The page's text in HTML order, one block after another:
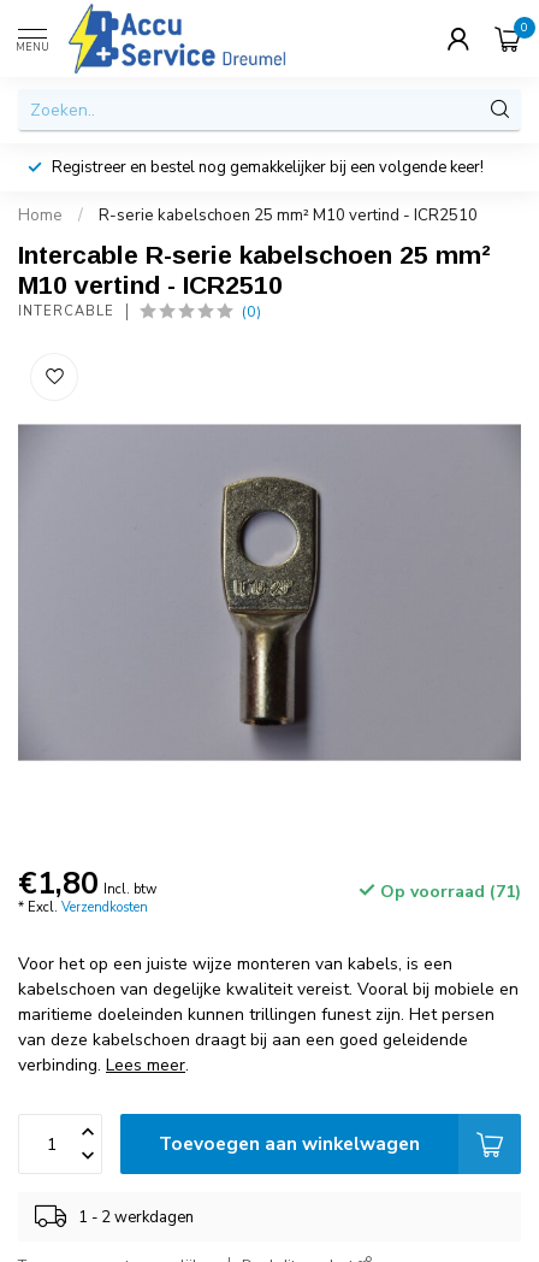
MENU
0
Registreer en bestel nog gemakkelijker bij een volgende keer!
Home / R-serie kabelschoen 25 mm² M10 vertind - ICR2510
Intercable R-serie kabelschoen 25 mm²
M10 vertind - ICR2510
INTERCABLE (0)
€1,80 Incl. btw
* Excl. Verzendkosten
Op voorraad (71)
Voor het op een juiste wijze monteren van kabels, is een
kabelschoen van degelijke kwaliteit vereist. Vooral bij mobiele en
maritieme doeleinden kunnen trillingen funest zijn. Het persen
van deze kabelschoen draagt bij aan een goed geleidende
verbinding. Lees meer.
Toevoegen aan winkelwagen
1 - 2 werkdagen